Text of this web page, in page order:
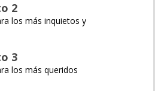
2
los más inquietos y
3
los más queridos